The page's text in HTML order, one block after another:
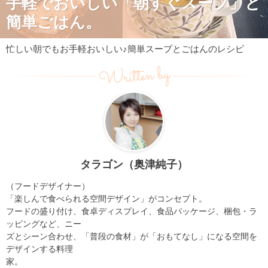
簡単ごはん。
忙しい朝でもお手軽おいしい♪簡単スープとごはんのレシピ
Written by
タラゴン（奥津純子）
（フードデザイナー）
「楽しんで食べられる空間デザイン」がコンセプト。
フードの盛り付け、食卓ディスプレイ、食品パッケージ、梱包・ラ
ッピングなど、ニー
ズとシーン合わせ、「普段の食材」が「おもてなし」になる空間を
デザインする料理
家。